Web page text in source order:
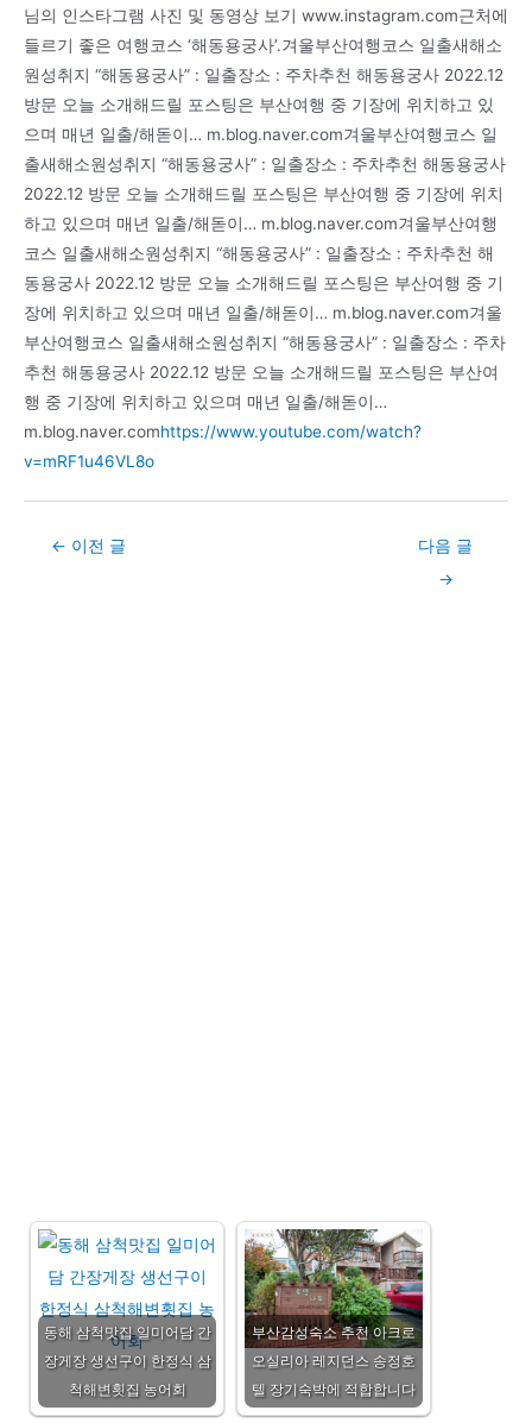
님의 인스타그램 사진 및 동영상 보기 www.instagram.com근처에
들르기 좋은 여행코스 ‘해동용궁사’.겨울부산여행코스 일출새해소
원성취지 “해동용궁사” : 일출장소 : 주차추천 해동용궁사 2022.12
방문 오늘 소개해드릴 포스팅은 부산여행 중 기장에 위치하고 있
으며 매년 일출/해돋이… m.blog.naver.com겨울부산여행코스 일
출새해소원성취지 “해동용궁사” : 일출장소 : 주차추천 해동용궁사
2022.12 방문 오늘 소개해드릴 포스팅은 부산여행 중 기장에 위치
하고 있으며 매년 일출/해돋이… m.blog.naver.com겨울부산여행
코스 일출새해소원성취지 “해동용궁사” : 일출장소 : 주차추천 해
동용궁사 2022.12 방문 오늘 소개해드릴 포스팅은 부산여행 중 기
장에 위치하고 있으며 매년 일출/해돋이… m.blog.naver.com겨울
부산여행코스 일출새해소원성취지 “해동용궁사” : 일출장소 : 주차
추천 해동용궁사 2022.12 방문 오늘 소개해드릴 포스팅은 부산여
행 중 기장에 위치하고 있으며 매년 일출/해돋이…
m.blog.naver.comhttps://www.youtube.com/watch?
v=mRF1u46VL8o
Post← 이전 글
다음 글
→
동해 삼척맛집 일미어담 간
장게장 생선구이 한정식 삼
척해변횟집 농어회
부산감성숙소 추천 아크로
오실리아 레지던스 송정호
텔 장기숙박에 적합합니다